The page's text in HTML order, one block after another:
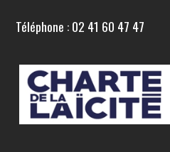
Téléphone : 02 41 60 47 47